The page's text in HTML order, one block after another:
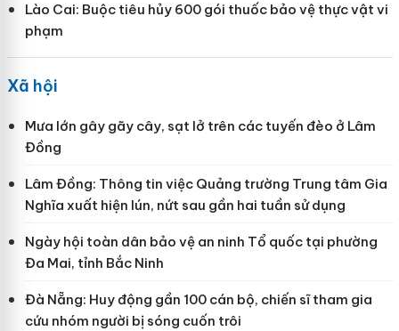
Lào Cai: Buộc tiêu hủy 600 gói thuốc bảo vệ thực vật vi
phạm
Xã hội
Mưa lớn gây gãy cây, sạt lở trên các tuyến đèo ở Lâm
Đồng
Lâm Đồng: Thông tin việc Quảng trường Trung tâm Gia
Nghĩa xuất hiện lún, nứt sau gần hai tuần sử dụng
Ngày hội toàn dân bảo vệ an ninh Tổ quốc tại phường
Đa Mai, tỉnh Bắc Ninh
Đà Nẵng: Huy động gần 100 cán bộ, chiến sĩ tham gia
cứu nhóm người bị sóng cuốn trôi